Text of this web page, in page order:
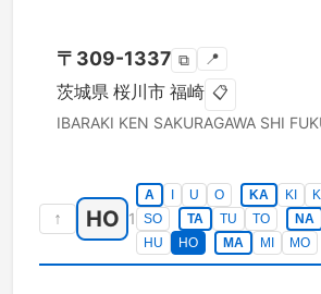
〒 309-1337 ⧉ 📍
茨城県 桜川市 福崎 📋
IBARAKI KEN SAKURAGAWA SHI
↑ HO 1
A U O KA KI
SO
TA TU TO NA
HU
HO MA MI MO